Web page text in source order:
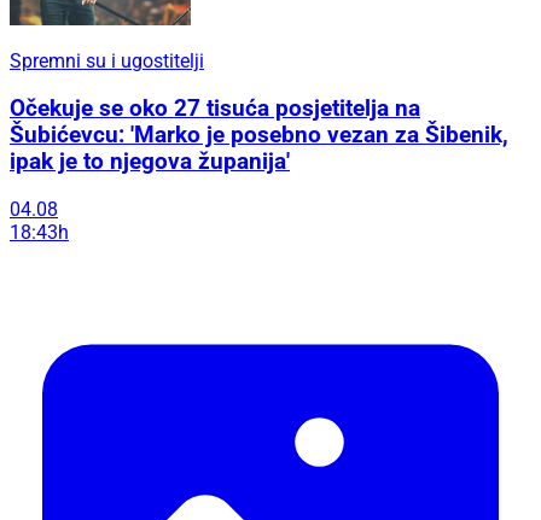
Spremni su i ugostitelji
Očekuje se oko 27 tisuća posjetitelja na
Šubićevcu: 'Marko je posebno vezan za Šibenik,
ipak je to njegova županija'
04.08
18:43h